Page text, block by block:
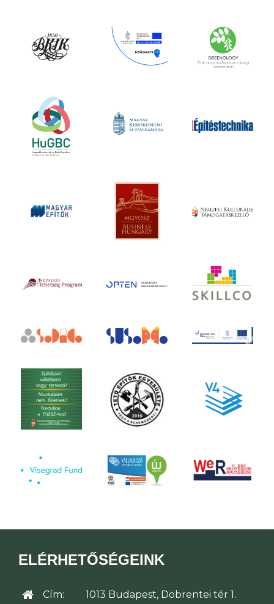
ELÉRHETŐSÉGEINK
Cím: 1013 Budapest, Döbrentei tér 1.